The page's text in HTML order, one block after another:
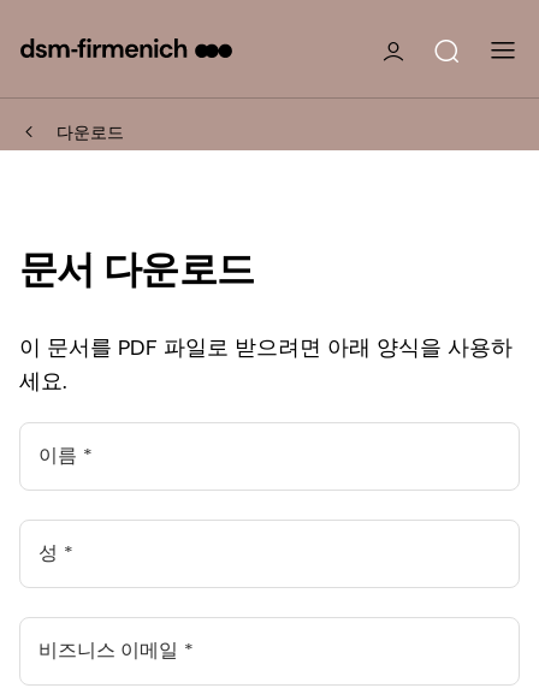
다운로드
문서 다운로드
이 문서를 PDF 파일로 받으려면 아래 양식을 사용하
세요.
이름
성
비즈니스 이메일